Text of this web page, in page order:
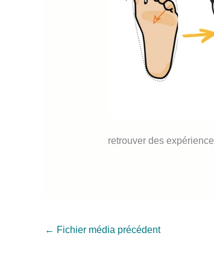
retrouver des
← Fichier média précédent